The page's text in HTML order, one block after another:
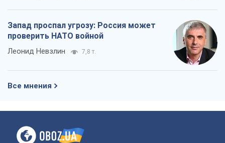
Запад проспал угрозу: Россия может
проверить НАТО войной
Леонид Невзлин 7,8 т.
Все мнения